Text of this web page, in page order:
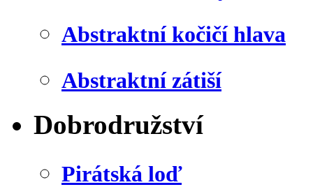
Abstraktní kočičí hlava
Abstraktní zátiší
Dobrodružství
Pirátská loď